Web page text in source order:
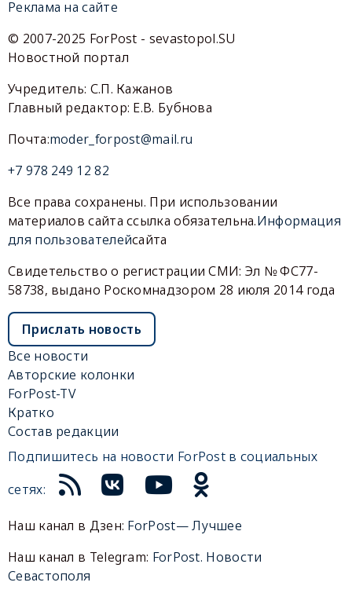
Реклама на сайте
© 2007-2025 ForPost - sevastopol.SU
Новостной портал
Учредитель: С.П. Кажанов
Главный редактор: Е.В. Бубнова
Почта:moder_forpost@mail.ru
+7 978 249 12 82
Все права сохранены. При использовании
материалов сайта ссылка обязательна.Информация
для пользователейсайта
Свидетельство о регистрации СМИ: Эл № ФС77-
58738, выдано Роскомнадзором 28 июля 2014 года
Прислать новость
Все новости
Авторские колонки
ForPost-TV
Кратко
Состав редакции
Подпишитесь на новости ForPost в социальных
сетях:
Наш канал в Дзен: ForPost— Лучшее
Наш канал в Telegram: ForPost. Новости
Севастополя